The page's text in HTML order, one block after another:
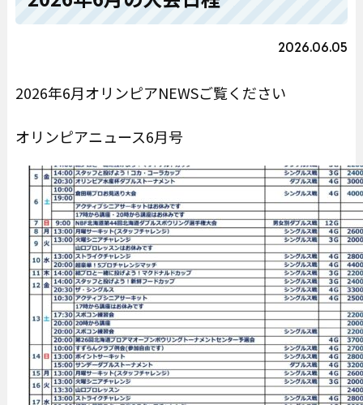
2026.06.05
2026年6月オリンピアNEWSご覧ください
オリンピアニュース6月号